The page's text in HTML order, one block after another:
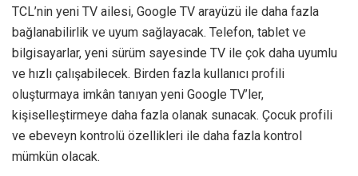
TCL’nin yeni TV ailesi, Google TV arayüzü ile daha fazla
bağlanabilirlik ve uyum sağlayacak. Telefon, tablet ve
bilgisayarlar, yeni sürüm sayesinde TV ile çok daha uyumlu
ve hızlı çalışabilecek. Birden fazla kullanıcı profili
oluşturmaya imkân tanıyan yeni Google TV’ler,
kişiselleştirmeye daha fazla olanak sunacak. Çocuk profili
ve ebeveyn kontrolü özellikleri ile daha fazla kontrol
mümkün olacak.